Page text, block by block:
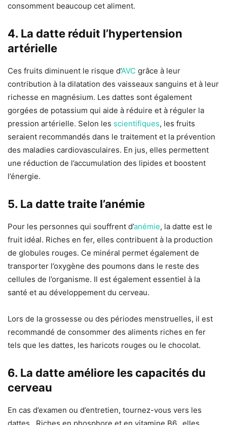
consomment beaucoup cet aliment.
4. La datte réduit l’hypertension
artérielle
Ces fruits diminuent le risque d’AVC grâce à leur
contribution à la dilatation des vaisseaux sanguins et à leur
richesse en magnésium. Les dattes sont également
gorgées de potassium qui aide à réduire et à réguler la
pression artérielle. Selon les scientifiques, les fruits
seraient recommandés dans le traitement et la prévention
des maladies cardiovasculaires. En jus, elles permettent
une réduction de l’accumulation des lipides et boostent
l’énergie.
5. La datte traite l’anémie
Pour les personnes qui souffrent d’anémie, la datte est le
fruit idéal. Riches en fer, elles contribuent à la production
de globules rouges. Ce minéral permet également de
transporter l’oxygène des poumons dans le reste des
cellules de l’organisme. Il est également essentiel à la
santé et au développement du cerveau.
Lors de la grossesse ou des périodes menstruelles, il est
recommandé de consommer des aliments riches en fer
tels que les dattes, les haricots rouges ou le chocolat.
6. La datte améliore les capacités du
cerveau
En cas d’examen ou d’entretien, tournez-vous vers les